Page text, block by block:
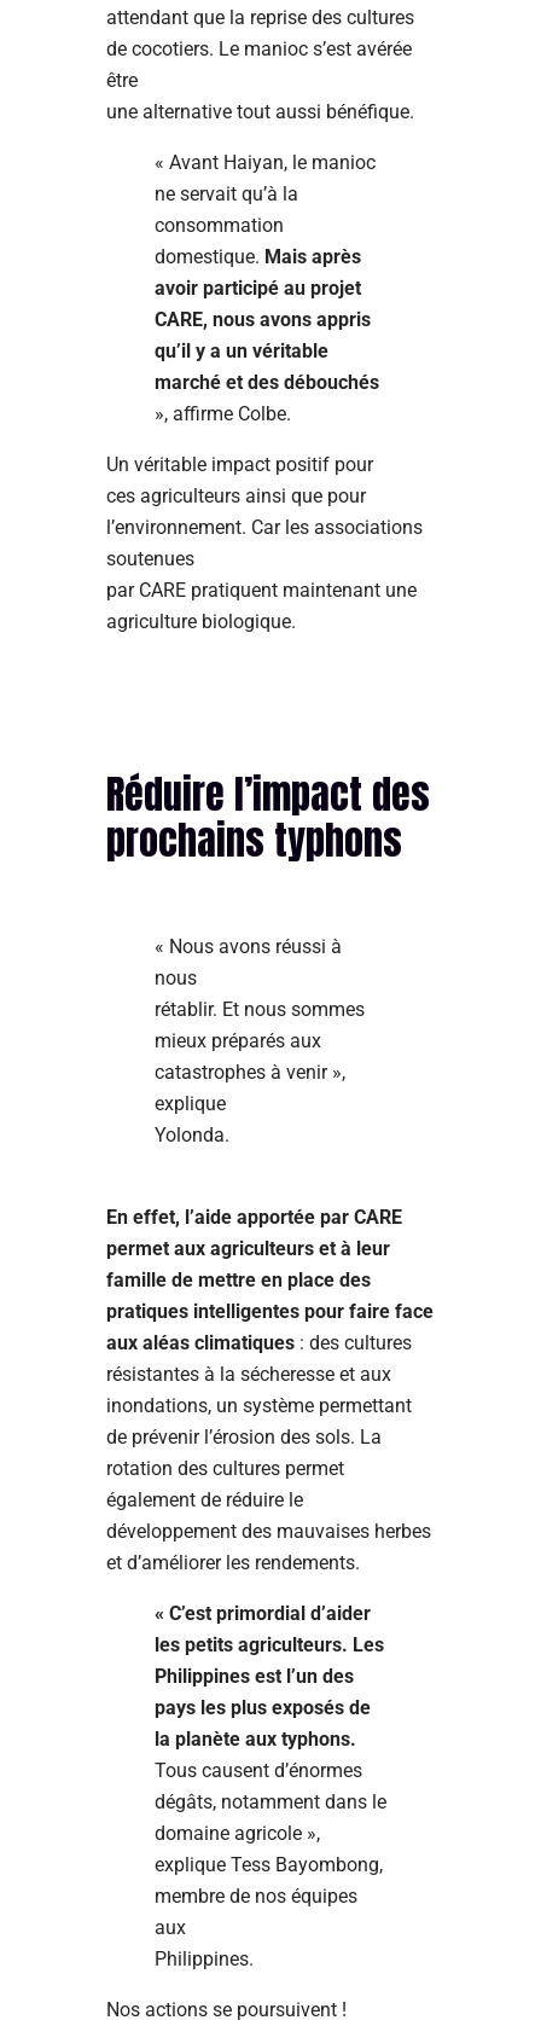
attendant que la reprise des cultures
de cocotiers. Le manioc s’est avérée
être
une alternative tout aussi bénéfique.
« Avant Haiyan, le manioc
ne servait qu’à la
consommation
domestique. Mais après
avoir participé au projet
CARE, nous avons appris
qu’il y a un véritable
marché et des débouchés
», affirme Colbe.
Un véritable impact positif pour
ces agriculteurs ainsi que pour
l’environnement. Car les associations
soutenues
par CARE pratiquent maintenant une
agriculture biologique.
Réduire l’impact des
prochains typhons
« Nous avons réussi à
nous
rétablir. Et nous sommes
mieux préparés aux
catastrophes à venir »,
explique
Yolonda.
En effet, l’aide apportée par CARE
permet aux agriculteurs et à leur
famille de mettre en place des
pratiques intelligentes pour faire face
aux aléas climatiques : des cultures
résistantes à la sécheresse et aux
inondations, un système permettant
de prévenir l’érosion des sols. La
rotation des cultures permet
également de réduire le
développement des mauvaises herbes
et d’améliorer les rendements.
« C’est primordial d’aider
les petits agriculteurs. Les
Philippines est l’un des
pays les plus exposés de
la planète aux typhons.
Tous causent d’énormes
dégâts, notamment dans le
domaine agricole »,
explique Tess Bayombong,
membre de nos équipes
aux
Philippines.
Nos actions se poursuivent !